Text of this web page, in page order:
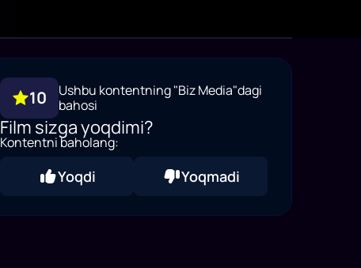
10
Ushbu kontentning "Biz Media"dagi
bahosi
Film sizga yoqdimi?
Kontentni baholang:
Yoqdi Yoqmadi